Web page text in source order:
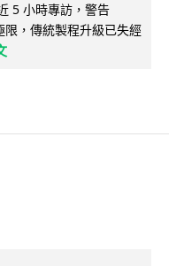
5 小時專訪，警告
，傳統製程升級已失經